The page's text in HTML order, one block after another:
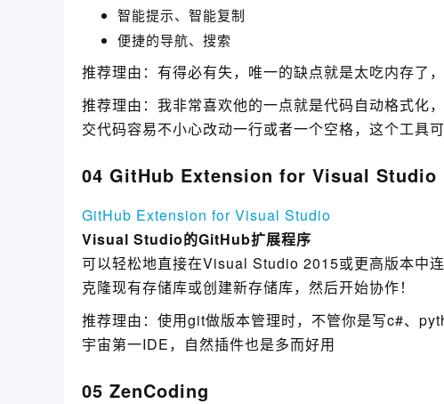
智能提示、智能复制
便捷的导航、搜索
推荐理由：有得必有失，唯一的缺点就是太吃内存了
推荐理由：我非常喜欢他的一点就是代码自动格式化
交代码容易不小心改动一行或者一个空格，这个工具可
04 GitHub Extension for Visual Studio
GitHub Extension for Visual Studio
Visual Studio的GitHub扩展程序
可以轻松地直接在Visual Studio 2015或更高版本中
克隆现有存储库或创建新存储库，然后开始协作！
推荐理由：使用git做版本管理时，不管你是写c#、
宇宙第一IDE，自然插件也是多而好用
05 ZenCoding